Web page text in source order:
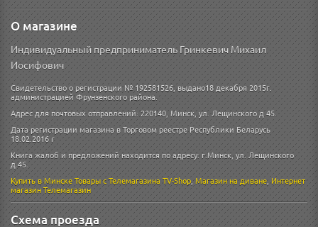
О магазине
Индивидуальный предприниматель Гринкевич Михаил
Иосифович
Свидетельство о регистрации № 192581526, выдано18 декабря 2015г.
администрацией Фрунзенского района.
Адрес для почтовых отправлений: 220140, Минск, ул. Лещинского д 45.
Дата регистрации магазина в Торговом реестре Республики Беларусь
18.02.2016 г
Книга жалоб и предложений находится по адресу: г.Минск, ул. Лещинского
д.45.
Купить в МинскеТовары с Телемагазина TV-Shop,Магазин на диване,Интернет
магазинТелемагазин
Схема проезда